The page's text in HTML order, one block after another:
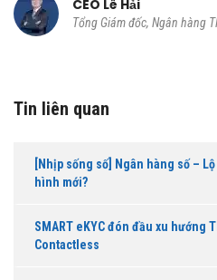
CEO Lê Hải
Tổng Giám đốc, Ngân hàng
Tin liên quan
[Nhịp sống số] Ngân hàng số –
hình mới?
SMART eKYC đón đầu xu hướng
Contactless